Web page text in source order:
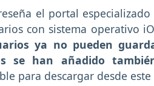
el portal especializado
con sistema operativo
ya no pueden
se han añadido
para descargar desde este